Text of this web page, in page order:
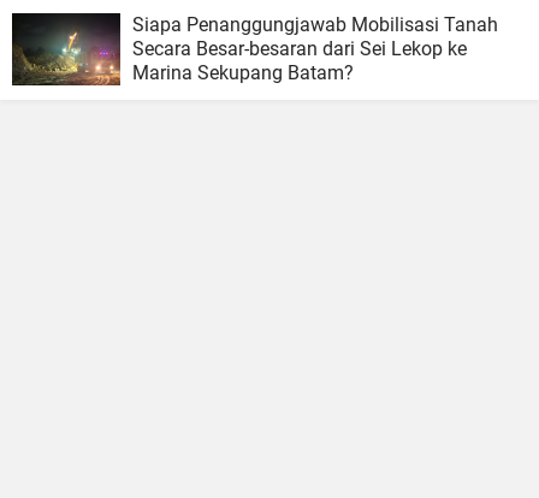
Siapa Penanggungjawab Mobilisasi Tanah
Secara Besar-besaran dari Sei Lekop ke
Marina Sekupang Batam?